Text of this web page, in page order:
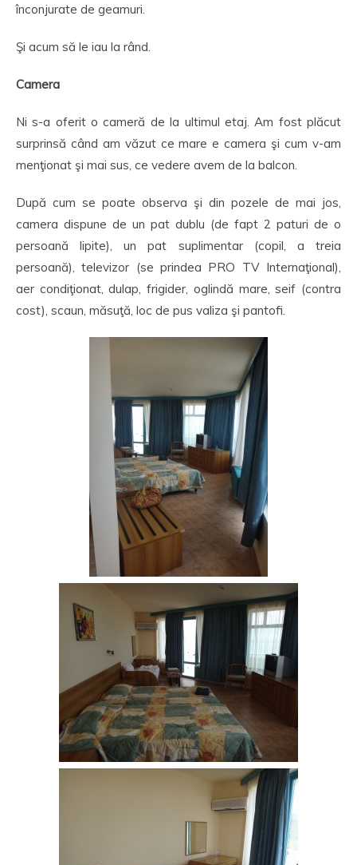
înconjurate de geamuri.
Şi acum să le iau la rând.
Camera
Ni s-a oferit o cameră de la ultimul etaj. Am fost plăcut
surprinsă când am văzut ce mare e camera şi cum v-am
menţionat şi mai sus, ce vedere avem de la balcon.
După cum se poate observa şi din pozele de mai jos,
camera dispune de un pat dublu (de fapt 2 paturi de o
persoană lipite), un pat suplimentar (copil, a treia
persoană), televizor (se prindea PRO TV Internaţional),
aer condiţionat, dulap, frigider, oglindă mare, seif (contra
cost), scaun, măsuţă, loc de pus valiza şi pantofi.